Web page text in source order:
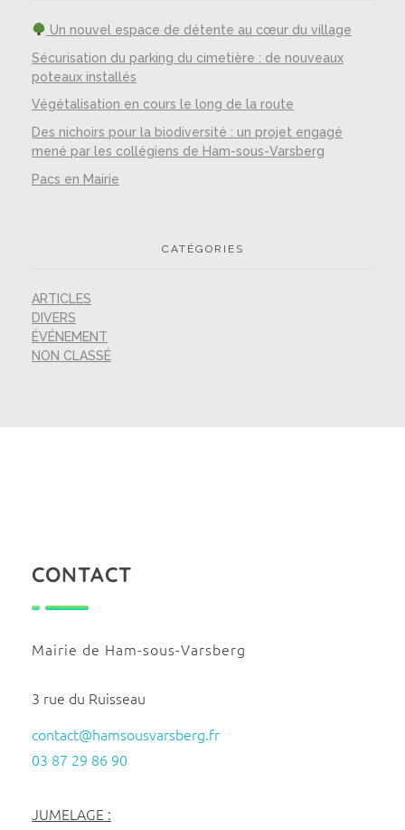
Un nouvel espace de détente au cœur du village
Sécurisation du parking du cimetière : de nouveaux
poteaux installés
Végétalisation en cours le long de la route
Des nichoirs pour la biodiversité : un projet engagé
mené par les collégiens de Ham-sous-Varsberg
Pacs en Mairie
CATÉGORIES
ARTICLES
DIVERS
ÉVÉNEMENT
NON CLASSÉ
CONTACT
Mairie de Ham-sous-Varsberg
3 rue du Ruisseau
contact@hamsousvarsberg.fr
03 87 29 86 90
JUMELAGE :